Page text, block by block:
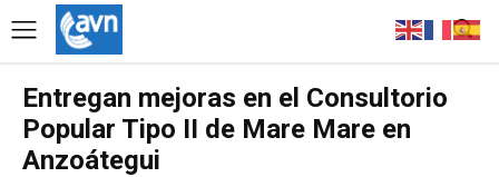
Entregan mejoras en el Consultorio
Popular Tipo II de Mare Mare en
Anzoátegui